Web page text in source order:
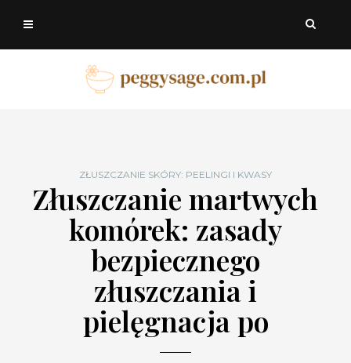
ZŁUSZCZANIE SKÓRY: PEELINGI I KWASY
Złuszczanie martwych
komórek: zasady
bezpiecznego
złuszczania i
pielęgnacja po